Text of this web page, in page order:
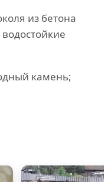
из бетона
камень;